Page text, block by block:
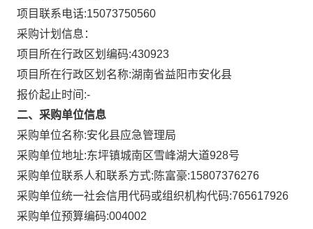
项目联系电话:15073750560
采购计划信息：
项目所在行政区划编码:430923
项目所在行政区划名称:湖南省益阳市安化县
报价起止时间:-
二、采购单位信息
采购单位名称:安化县应急管理局
采购单位地址:东坪镇城南区雪峰湖大道928号
采购单位联系人和联系方式: 陈富豪:15807376276
采购单位统一社会信用代码或组织机构代码:765617926
采购单位预算编码:004002